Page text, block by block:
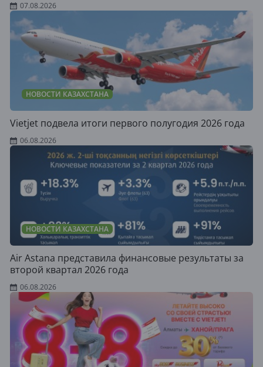
07.08.2026
НОВОСТИ КАЗАХСТАНА
Vietjet подвела итоги первого полугодия 2026 года
06.08.2026
НОВОСТИ КАЗАХСТАНА
Air Astana представила финансовые результаты за
второй квартал 2026 года
06.08.2026